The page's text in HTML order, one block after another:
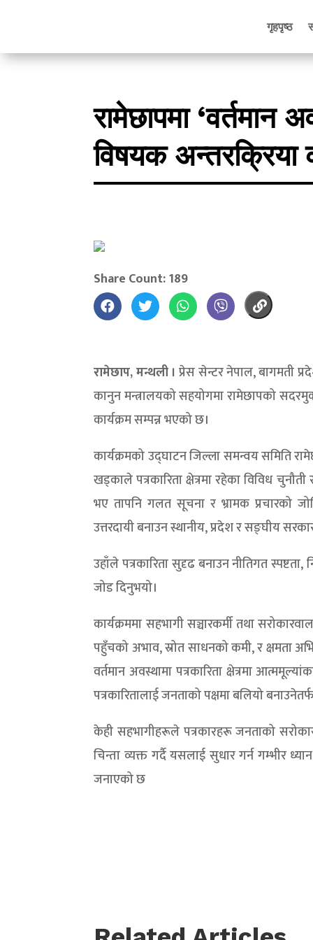
गृहपृष्ठ
रामेछापमा ‘वर्तमान
विषयक अन्तरक्रिया
Share Count: 189
रामेछाप, मन्थली । प्रेस सेन्टर नेपाल, बागमती
कानुन मन्त्रालयको सहयोगमा रामेछापको
कार्यक्रम सम्पन्न भएको छ।
कार्यक्रमको उद्घाटन जिल्ला समन्वय समिति
खड्काले पत्रकारिता क्षेत्रमा रहेका विविध
भए तापनि गलत सूचना र भ्रामक प्रचारको
उत्तरदायी बनाउन स्थानीय, प्रदेश र सङ्घीय
उहाँले पत्रकारिता सुदृढ बनाउन नीतिगत
जोड दिनुभयो।
कार्यक्रममा सहभागी सञ्चारकर्मी तथा
पहुँचको अभाव, स्रोत साधनको कमी, र क्षमता
वर्तमान अवस्थामा पत्रकारिता क्षेत्रमा
पत्रकारितालाई जनताको पक्षमा बलियो
केही सहभागीहरूले पत्रकारहरू जनताको सरोकार
चिन्ता व्यक्त गर्दै यसलाई सुधार गर्न गम्भीर
जनाएको छ